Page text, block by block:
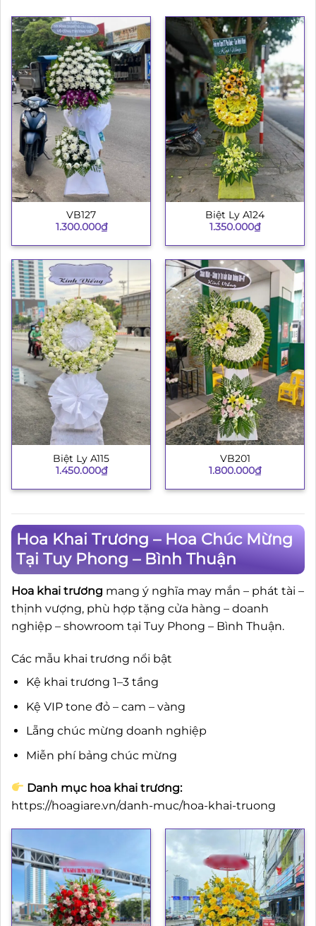
VB127
1.300.000₫
Biệt Ly A124
1.350.000₫
Biệt Ly A115
1.450.000₫
VB201
1.800.000₫
Hoa Khai Trương – Hoa Chúc Mừng
Tại Tuy Phong – Bình Thuận
Hoa khai trương mang ý nghĩa may mắn – phát tài –
thịnh vượng, phù hợp tặng cửa hàng – doanh
nghiệp – showroom tại Tuy Phong – Bình Thuận.
Các mẫu khai trương nổi bật
Kệ khai trương 1–3 tầng
Kệ VIP tone đỏ – cam – vàng
Lẵng chúc mừng doanh nghiệp
Miễn phí bảng chúc mừng
Danh mục hoa khai trương:
https://hoagiare.vn/danh-muc/hoa-khai-truong